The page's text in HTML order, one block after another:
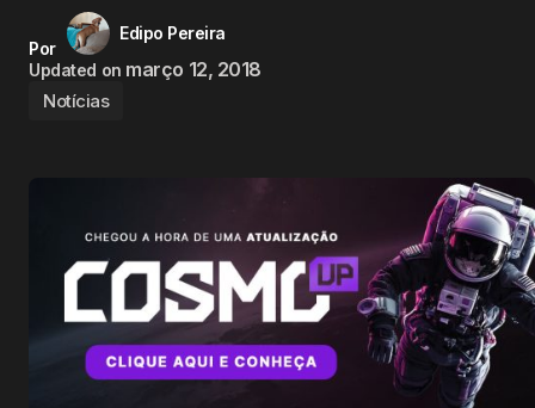
Por
Edipo Pereira
Updated on março 12, 2018
Notícias